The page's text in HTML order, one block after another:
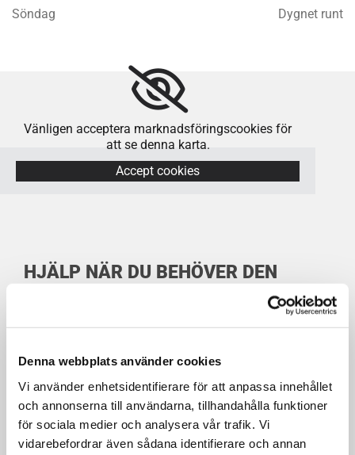
Denna webbplats använder cookies
Vi använder enhetsidentifierare för att anpassa innehållet
och annonserna till användarna, tillhandahålla funktioner
för sociala medier och analysera vår trafik. Vi
vidarebefordrar även sådana identifierare och annan
Söndag
Dygnet runt
Vänligen acceptera marknadsföringscookies för
att se denna karta.
Accept cookies
HJÄLP NÄR DU BEHÖVER DEN
Behöver du hjälp med låset snabbt och smidigt? Vi
finns här för att bistå dig, oavsett om det gäller en
borttappad nyckel, ett trasigt lås eller en